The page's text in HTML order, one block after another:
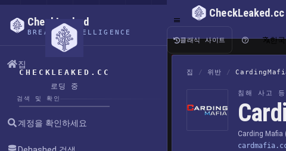
CHECKLEAKED.CC
로딩 중
CheckLeaked
BREACH INTELLIGENCE
집
검색 및 확인
계정을 확인하세요
CheckLeaked.cc
클래식 사이트 한
집 / 위반 /
침해 사고 등
Carding Mafia